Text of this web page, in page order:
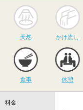
天然 かけ流し
食事 休憩
料金